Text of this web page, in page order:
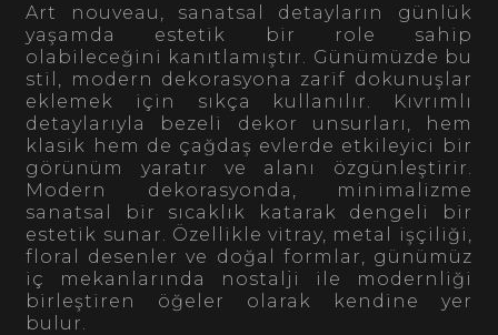
Art nouveau, sanatsal detayların günlük
yaşamda estetik bir role sahip
olabileceğini kanıtlamıştır. Günümüzde bu
stil, modern dekorasyona zarif dokunuşlar
eklemek için sıkça kullanılır. Kıvrımlı
detaylarıyla bezeli dekor unsurları, hem
klasik hem de çağdaş evlerde etkileyici bir
görünüm yaratır ve alanı özgünleştirir.
Modern dekorasyonda, minimalizme
sanatsal bir sıcaklık katarak dengeli bir
estetik sunar. Özellikle vitray, metal işçiliği,
floral desenler ve doğal formlar, günümüz
iç mekanlarında nostalji ile modernliği
birleştiren öğeler olarak kendine yer
bulur.